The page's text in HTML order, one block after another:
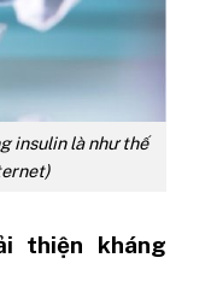
insulin là như thế
thiện kháng